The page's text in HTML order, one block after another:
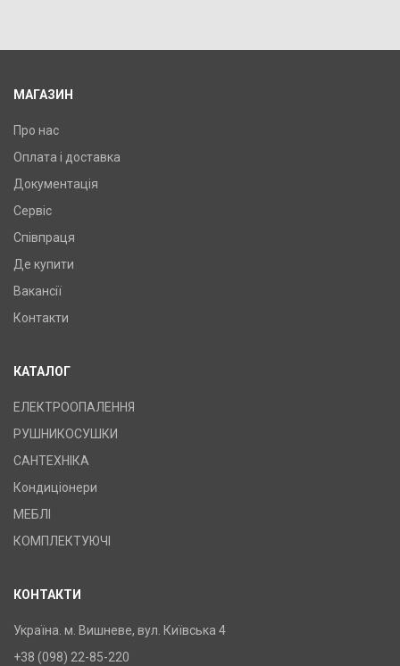
МАГАЗИН
Про нас
Оплата і доставка
Документація
Сервіс
Співпраця
Де купити
Вакансії
Контакти
КАТАЛОГ
ЕЛЕКТРООПАЛЕННЯ
РУШНИКОСУШКИ
САНТЕХНІКА
Кондиціонери
МЕБЛІ
КОМПЛЕКТУЮЧІ
КОНТАКТИ
Україна. м. Вишневе, вул. Київська 4
+38 (098) 22-85-220